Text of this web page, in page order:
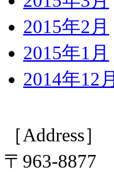
2015年2月
2015年1月
2014年12月
［Address］
〒963-8877